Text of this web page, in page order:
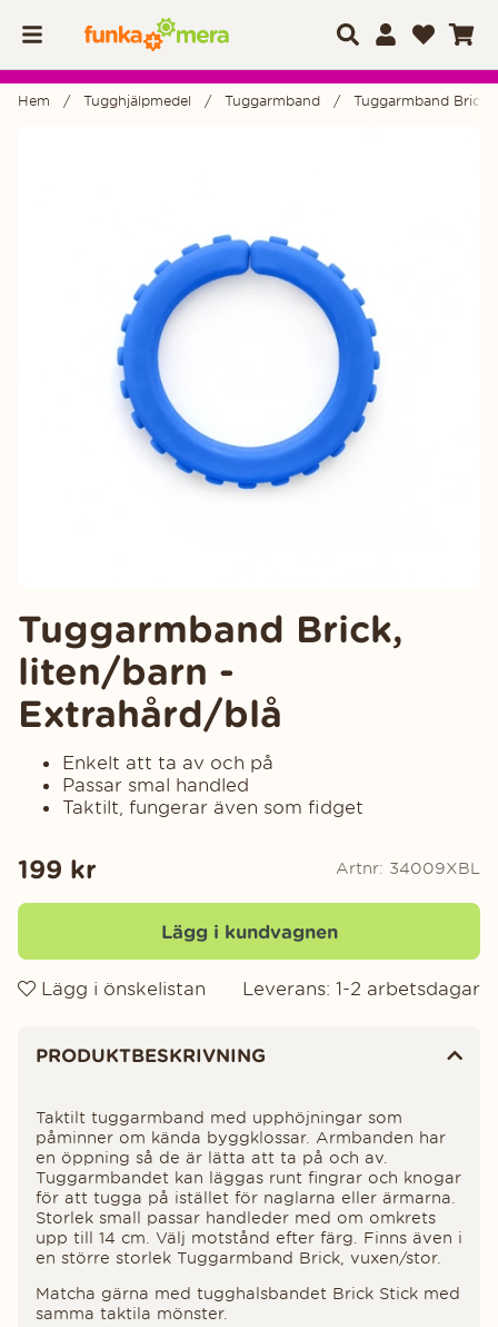
Hem Tugghjälpmedel Tuggarmband Tuggarmband
Tuggarmband Brick,
liten/barn -
Extrahård/blå
Enkelt att ta av och på
Passar smal handled
Taktilt, fungerar även som fidget
199 kr Artnr: 34009XBL
Lägg i kundvagnen
Lägg i önskelistan Leverans: 1-2 arbetsdagar
PRODUKTBESKRIVNING
Taktilt tuggarmband med upphöjningar som
påminner om kända byggklossar. Armbanden har
en öppning så de är lätta att ta på och av.
Tuggarmbandet kan läggas runt fingrar och knogar
för att tugga på istället för naglarna eller ärmarna.
Storlek small passar handleder med om omkrets
upp till 14 cm. Välj motstånd efter färg. Finns även i
en större storlek Tuggarmband Brick, vuxen/stor.
Matcha gärna med tugghalsbandet Brick Stick med
samma taktila mönster.